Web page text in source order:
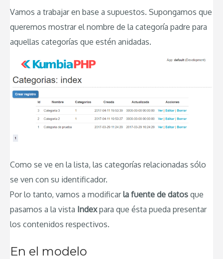
Vamos a trabajar en base a supuestos. Supongamos que
queremos mostrar el nombre de la categoría padre para
aquellas categorías que estén anidadas.
Como se ve en la lista, las categorías relacionadas sólo
se ven con su identificador.
Por lo tanto, vamos a modificarla fuente de datos que
pasamos a la vista Indexpara que ésta pueda presentar
los contenidos respectivos.
En el modelo